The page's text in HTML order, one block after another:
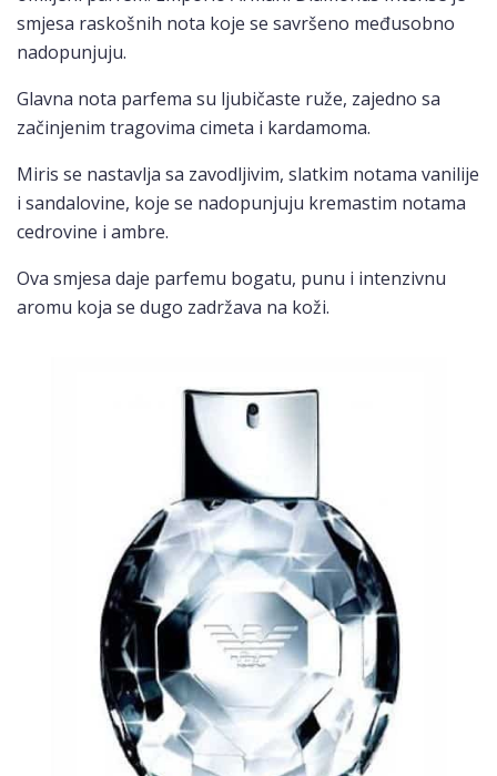
smjesa raskošnih nota koje se savršeno međusobno
nadopunjuju.
Glavna nota parfema su ljubičaste ruže, zajedno sa
začinjenim tragovima cimeta i kardamoma.
Miris se nastavlja sa zavodljivim, slatkim notama vanilije
i sandalovine, koje se nadopunjuju kremastim notama
cedrovine i ambre.
Ova smjesa daje parfemu bogatu, punu i intenzivnu
aromu koja se dugo zadržava na koži.